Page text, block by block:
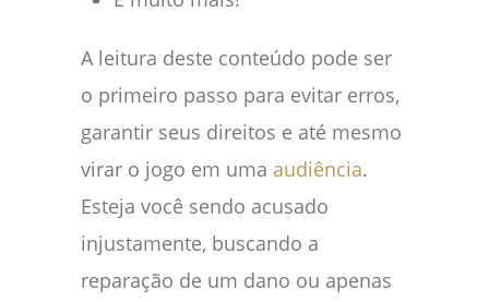
A leitura deste conteúdo pode ser
o primeiro passo para evitar erros,
garantir seus direitos e até mesmo
virar o jogo em uma audiência.
Esteja você sendo acusado
injustamente, buscando a
reparação de um dano ou apenas